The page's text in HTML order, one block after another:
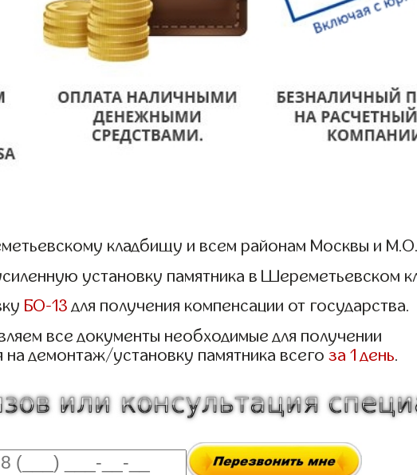
кладбищу и всем районам Москвы и
установку памятника в Шереметьевском
БО-13 для получения компенсации от государства.
все документы необходимые для получении
демонтаж/установку памятника всего за 1 день.